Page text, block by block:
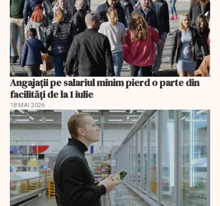
Angajații pe salariul minim pierd o parte din
facilități de la 1 iulie
18 MAI 2026